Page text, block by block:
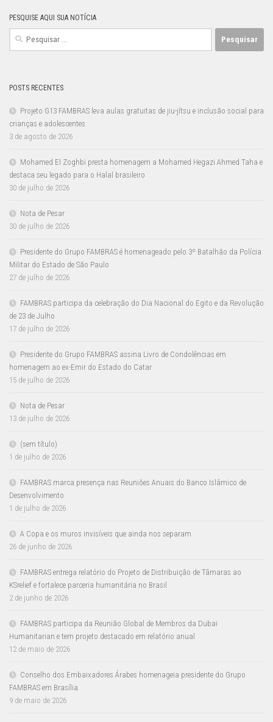
PESQUISE AQUI SUA NOTÍCIA
Pesquisar
POSTS RECENTES
Projeto G13 FAMBRAS leva aulas gratuitas de jiu-jítsu e inclusão social para
crianças e adolescentes
3 de agosto de 2026
Mohamed El Zoghbi presta homenagem a Mohamed Hegazi Ahmed Taha e
destaca seu legado para o Halal brasileiro
30 de julho de 2026
Nota de Pesar
30 de julho de 2026
Presidente do Grupo FAMBRAS é homenageado pelo 3º Batalhão da Polícia
Militar do Estado de São Paulo
27 de julho de 2026
FAMBRAS participa da celebração do Dia Nacional do Egito e da Revolução
de 23 de Julho
17 de julho de 2026
Presidente do Grupo FAMBRAS assina Livro de Condolências em
homenagem ao ex-Emir do Estado do Catar
15 de julho de 2026
Nota de Pesar
13 de julho de 2026
(sem título)
1 de julho de 2026
FAMBRAS marca presença nas Reuniões Anuais do Banco Islâmico de
Desenvolvimento
1 de julho de 2026
A Copa e os muros invisíveis que ainda nos separam
26 de junho de 2026
FAMBRAS entrega relatório do Projeto de Distribuição de Tâmaras ao
KSrelief e fortalece parceria humanitária no Brasil
2 de junho de 2026
FAMBRAS participa da Reunião Global de Membros da Dubai
Humanitarian e tem projeto destacado em relatório anual
12 de maio de 2026
Conselho dos Embaixadores Árabes homenageia presidente do Grupo
FAMBRAS em Brasília
9 de maio de 2026